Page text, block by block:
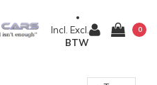
Incl. Excl.
BTW
0